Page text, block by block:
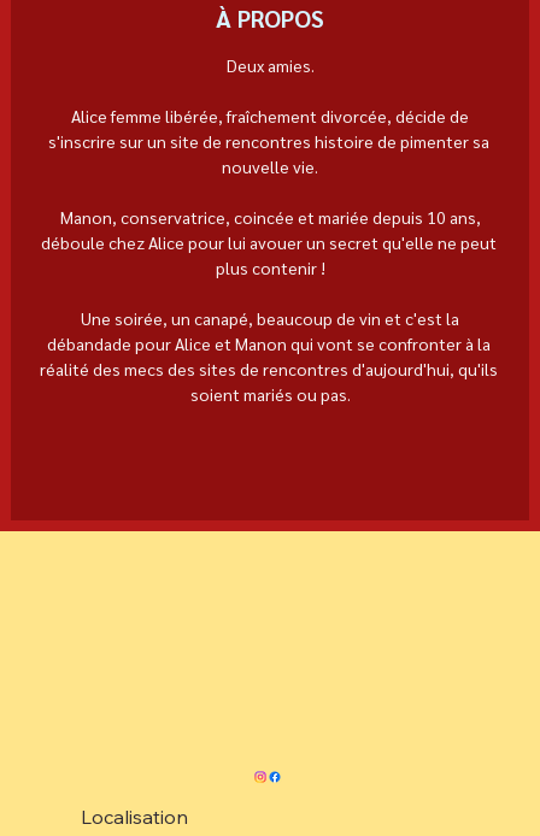
À PROPOS
Deux amies.
s'inscrire sur un site de rencontres histoire de pimenter sa
nouvelle vie.
déboule chez Alice pour lui avouer un secret qu'elle ne peut
plus contenir !
débandade pour Alice et Manon qui vont se confronter à la
réalité des mecs des sites de rencontres d'aujourd'hui, qu'ils
soient mariés ou pas.
Localisation